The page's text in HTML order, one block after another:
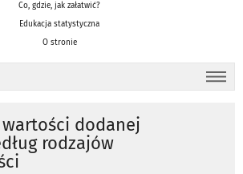
Co, gdzie, jak załatwić?
Edukacja statystyczna
O stronie
dodanej
rodzajów